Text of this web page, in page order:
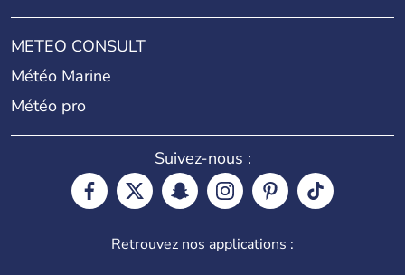
METEO CONSULT
Météo Marine
Météo pro
Suivez-nous :
Retrouvez nos applications :